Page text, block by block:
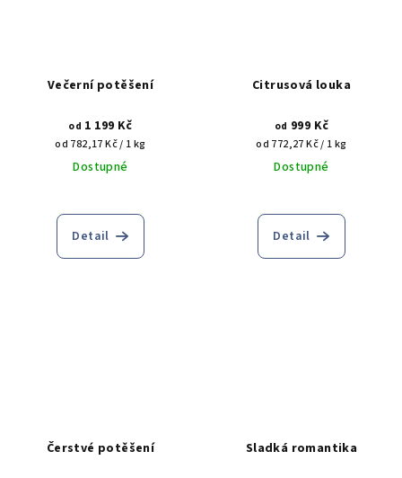
Večerní potěšení
od 1 199 Kč
Měrná
cena:
od 782,17 Kč / 1 kg
Dostupné
Detail
Citrusová louka
od 999 Kč
Měrná
cena:
od 772,27 Kč / 1 kg
Dostupné
Detail
Čerstvé potěšení Sladká romantika